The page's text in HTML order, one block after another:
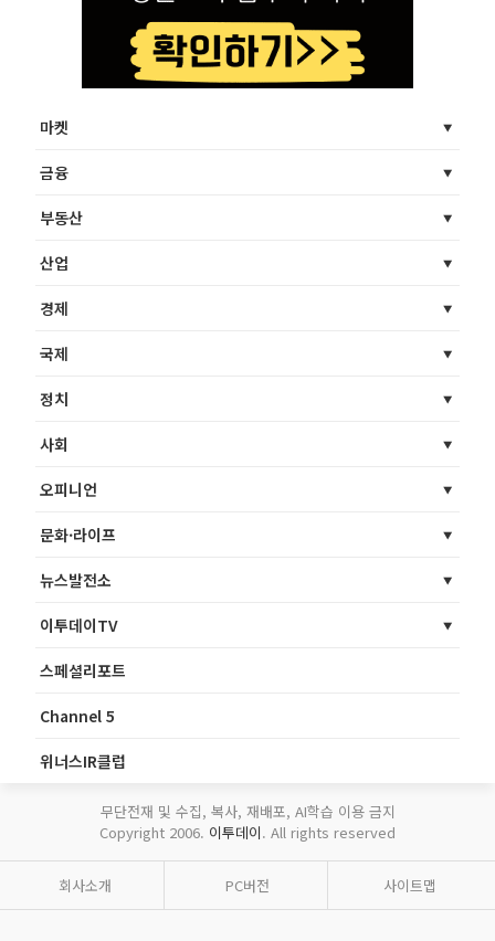
마켓
금융
부동산
산업
경제
국제
정치
사회
오피니언
문화·라이프
뉴스발전소
이투데이TV
스페셜리포트
Channel 5
위너스IR클럽
무단전재 및 수집, 복사, 재배포, AI학습 이용 금지
Copyright 2006. 이투데이. All rights reserved
회사소개 PC버전 사이트맵